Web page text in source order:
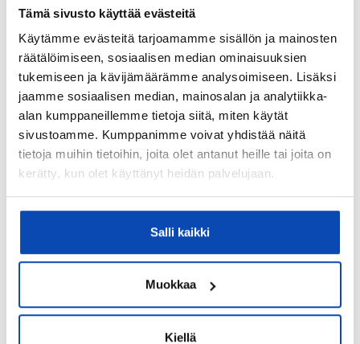
Tämä sivusto käyttää evästeitä
Käytämme evästeitä tarjoamamme sisällön ja mainosten
räätälöimiseen, sosiaalisen median ominaisuuksien
tukemiseen ja kävijämäärämme analysoimiseen. Lisäksi
jaamme sosiaalisen median, mainosalan ja analytiikka-
alan kumppaneillemme tietoja siitä, miten käytät
sivustoamme. Kumppanimme voivat yhdistää näitä
tietoja muihin tietoihin, joita olet antanut heille tai joita on
kerätty, kun olet käyttänyt heidän palvelujaan.
Salli kaikki
Muokkaa
Kiellä
Postitoimipaikka:
Lahti
Lämmitysjärjestelmä:
Hissi:
Ei
Kellarikomero ja vinttikomero
Lisätietoja taloyhtiön autopaikoista:
Yhtiöllä piha-autopaikkoja 8kpl jotka jaetaan
Onko kohteesta energiatodistusta?: